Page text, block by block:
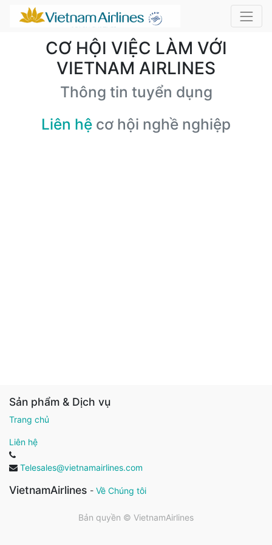
CƠ HỘI VIỆC LÀM VỚI
VIETNAM AIRLINES
Thông tin tuyển dụng
Liên hệ cơ hội nghề nghiệp
Sản phẩm & Dịch vụ
Trang chủ
Liên hệ
Telesales@vietnamairlines.com
VietnamAirlines - Về Chúng tôi
Bản quyền © VietnamAirlines